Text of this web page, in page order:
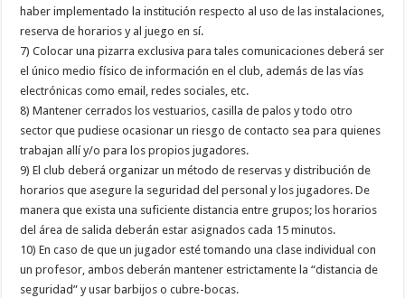
haber implementado la institución respecto al uso de las instalaciones,
reserva de horarios y al juego en sí.
7) Colocar una pizarra exclusiva para tales comunicaciones deberá ser
el único medio físico de información en el club, además de las vías
electrónicas como email, redes sociales, etc.
8) Mantener cerrados los vestuarios, casilla de palos y todo otro
sector que pudiese ocasionar un riesgo de contacto sea para quienes
trabajan allí y/o para los propios jugadores.
9) El club deberá organizar un método de reservas y distribución de
horarios que asegure la seguridad del personal y los jugadores. De
manera que exista una suficiente distancia entre grupos; los horarios
del área de salida deberán estar asignados cada 15 minutos.
10) En caso de que un jugador esté tomando una clase individual con
un profesor, ambos deberán mantener estrictamente la “distancia de
seguridad” y usar barbijos o cubre-bocas.